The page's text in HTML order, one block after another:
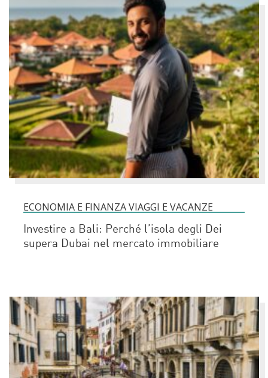
ECONOMIA E FINANZA VIAGGI E VACANZE
Investire a Bali: Perché l’isola degli Dei
supera Dubai nel mercato immobiliare